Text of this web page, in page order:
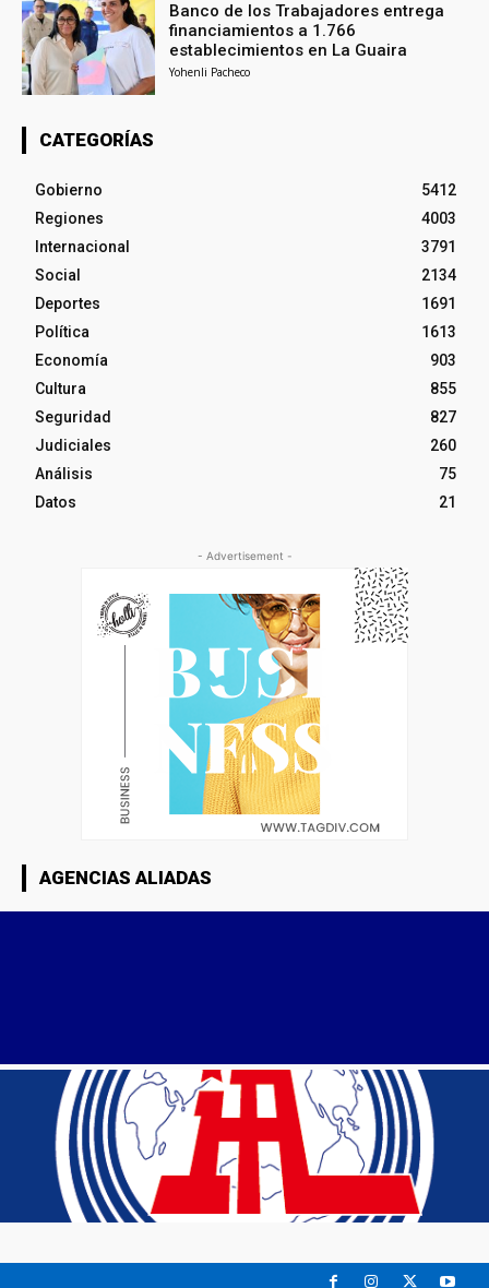
Banco de los Trabajadores entrega
financiamientos a 1.766
establecimientos en La Guaira
Yohenli Pacheco
CATEGORÍAS
Gobierno
5412
Regiones
4003
Internacional
3791
Social
2134
Deportes
1691
Política
1613
Economía
903
Cultura
855
Seguridad
827
Judiciales
260
Análisis
75
Datos
21
- Advertisement -
AGENCIAS ALIADAS